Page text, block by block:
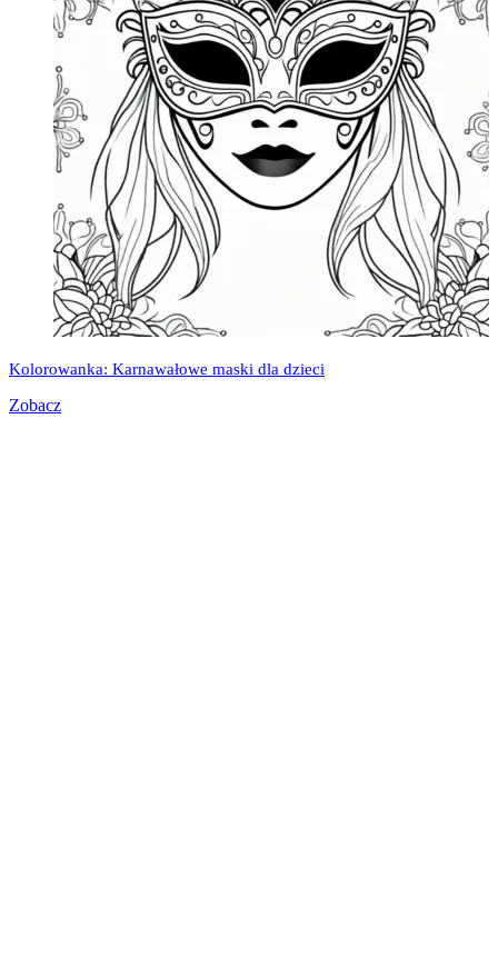
Kolorowanka: Karnawałowe maski dla dzieci
Zobacz